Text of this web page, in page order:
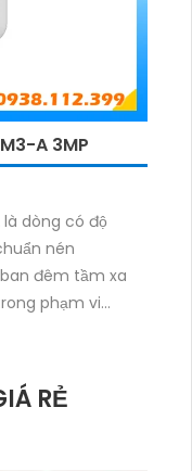
A 3MP
là dòng có độ
nén
đêm tầm xa
phạm vi
RẺ